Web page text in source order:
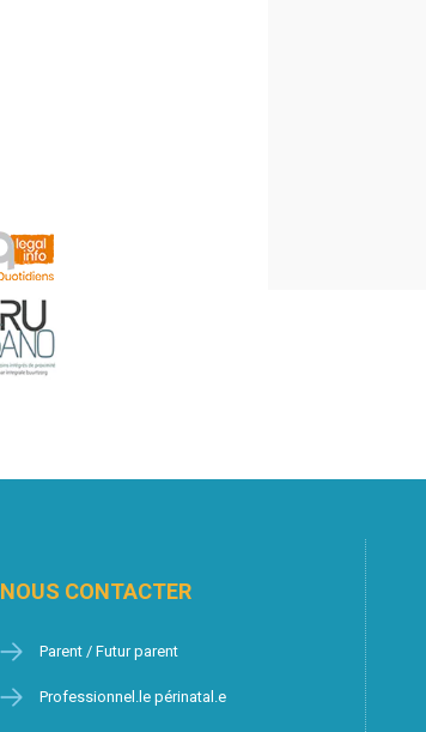
NOUS CONTACTER
Parent / Futur parent
Professionnel.le périnatal.e